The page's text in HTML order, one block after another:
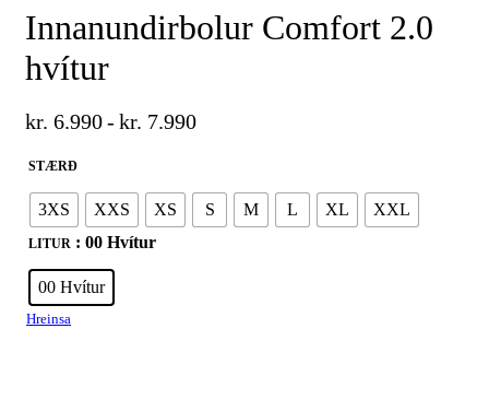
Innanundirbolur Comfort 2.0
hvítur
kr. 6.990 kr. 7.990
STÆRÐ
3XS XXS XS S M L XL XXL
LITUR : 00 Hvítur
00 Hvítur
Hreinsa